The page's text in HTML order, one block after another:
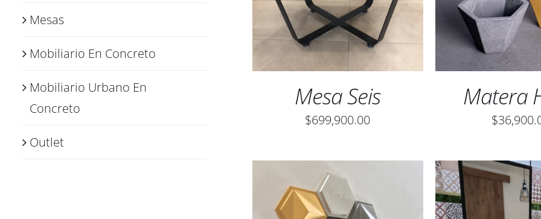
Mesa Seis
$699,900.00
Matera
$
Mesas
Mobiliario En Concreto
Mobiliario Urbano En
Concreto
Outlet